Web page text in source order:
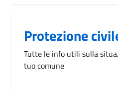
Protezione
Tutte le info utili sulla
tuo comune